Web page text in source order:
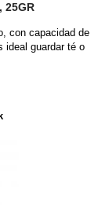
25GR
con capacidad de
ideal guardar té o
4 x 4 x 6.2